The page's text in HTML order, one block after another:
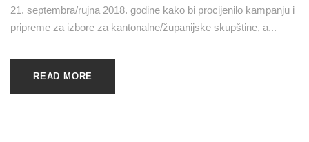
21. septembra/rujna 2018. godine kako bi procijenilo kampanju i
pripreme za izbore za kantonalne/županijske skupštine, a...
READ MORE